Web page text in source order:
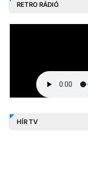
RETRO RÁDIÓ
HÍR TV